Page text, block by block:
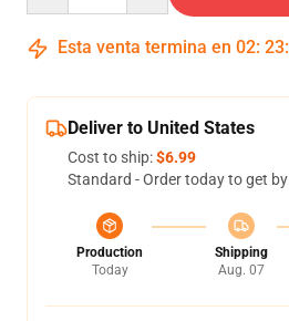
Esta venta termina en 02: 23:
Deliver to United States
Cost to ship:$6.99
Standard - Order today to get by
Production
Today
Shipping
Aug. 07